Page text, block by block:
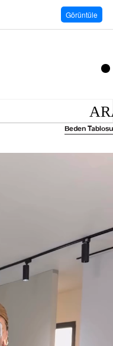
Beden Tablosu
Görüntüle